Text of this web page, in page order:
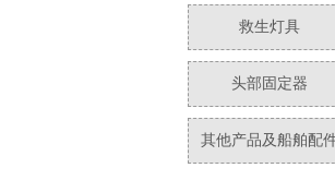
救生灯具
头部固定器
其他产品及船舶配